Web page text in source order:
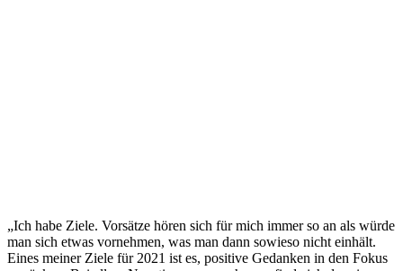
„Ich habe Ziele. Vorsätze hören sich für mich immer so an als würde
man sich etwas vornehmen, was man dann sowieso nicht einhält.
Eines meiner Ziele für 2021 ist es, positive Gedanken in den Fokus